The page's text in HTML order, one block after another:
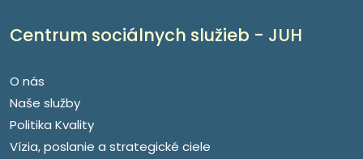
Centrum sociálnych služieb - JUH
O nás
Naše služby
Politika Kvality
Vízia, poslanie a strategické ciele